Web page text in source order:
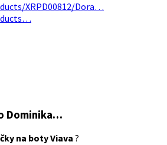
XRPD00812/Dora…
Dominika…
na boty Viava ?